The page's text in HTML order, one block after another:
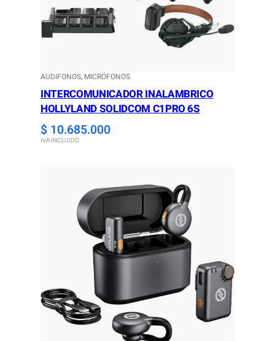
AUDIFONOS, MICRÓFONOS
INTERCOMUNICADOR INALAMBRICO
HOLLYLAND SOLIDCOM C1PRO 6S
$ 10.685.000
IVA INCLUIDO